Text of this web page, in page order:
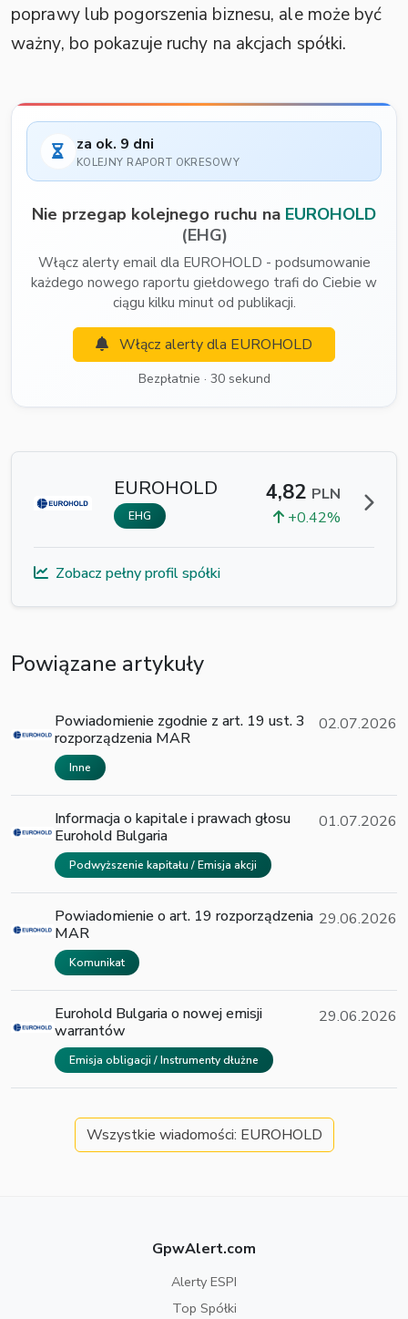
poprawy lub pogorszenia biznesu, ale może być
ważny, bo pokazuje ruchy na akcjach spółki.
za ok. 9 dni
KOLEJNY RAPORT OKRESOWY
Nie przegap kolejnego ruchu na EUROHOLD
(EHG)
Włącz alerty email dla EUROHOLD - podsumowanie
każdego nowego raportu giełdowego trafi do Ciebie w
ciągu kilku minut od publikacji.
Włącz alerty dla EUROHOLD
Bezpłatnie · 30 sekund
EUROHOLD
EHG
4,82 PLN
+0.42%
Zobacz pełny profil spółki
Powiązane artykuły
Powiadomienie zgodnie z art. 19 ust. 3
rozporządzenia MAR
Inne
02.07.2026
Informacja o kapitale i prawach głosu
Eurohold Bulgaria
Podwyższenie kapitału / Emisja akcji
01.07.2026
Powiadomienie o art. 19 rozporządzenia
MAR
Komunikat
29.06.2026
Eurohold Bulgaria o nowej emisji
warrantów
Emisja obligacji / Instrumenty dłużne
29.06.2026
Wszystkie wiadomości: EUROHOLD
GpwAlert.com
Alerty ESPI
Top Spółki